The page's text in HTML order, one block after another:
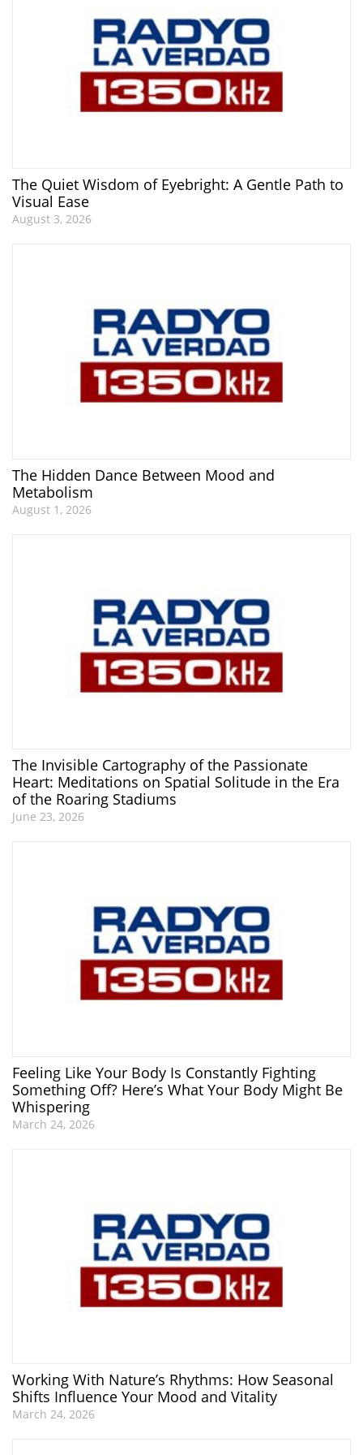
The Quiet Wisdom of Eyebright: A Gentle Path to
Visual Ease
August 3, 2026
The Hidden Dance Between Mood and
Metabolism
August 1, 2026
The Invisible Cartography of the Passionate
Heart: Meditations on Spatial Solitude in the Era
of the Roaring Stadiums
June 23, 2026
Feeling Like Your Body Is Constantly Fighting
Something Off? Here’s What Your Body Might Be
Whispering
March 24, 2026
Working With Nature’s Rhythms: How Seasonal
Shifts Influence Your Mood and Vitality
March 24, 2026